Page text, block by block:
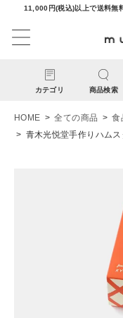
11,000円(税込)以上で送料無
カテゴリ 商品検索
HOME 全ての商品 食
青木光悦堂手作りハム